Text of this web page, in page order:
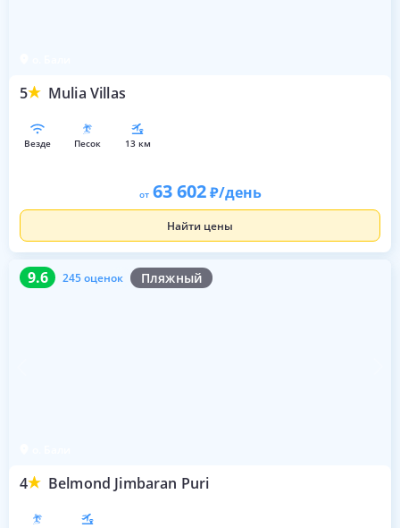
5 Mulia Villas
везде песок 13 км
от 63 602 /день
Найти цены
9.6 245 оценок Пляжный
4 Belmond Jimbaran Puri
9.6 245 оценок